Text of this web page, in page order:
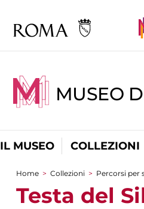
MUSEO
IL MUSEO COLLEZIONI
Tu sei qui
Home > Collezioni > Percorsi per
Testa del